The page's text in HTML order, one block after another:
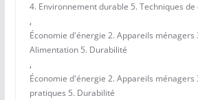
4. Environnement durable 5. Techniques de
,
Économie d'énergie 2. Appareils ménagers
Alimentation 5. Durabilité
,
Économie d'énergie 2. Appareils ménagers
pratiques 5. Durabilité